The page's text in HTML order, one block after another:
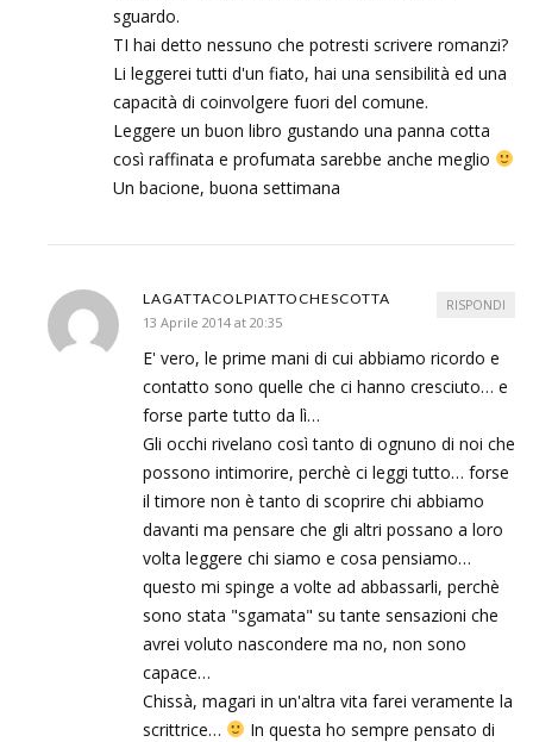
sguardo.
TI hai detto nessuno che potresti scrivere romanzi?
Li leggerei tutti d'un fiato, hai una sensibilità ed una
capacità di coinvolgere fuori del comune.
Leggere un buon libro gustando una panna cotta
così raffinata e profumata sarebbe anche meglio
Un bacione, buona settimana
LAGATTACOLPIATTOCHESCOTTA
13 Aprile 2014 at 20:35
E' vero, le prime mani di cui abbiamo ricordo e
contatto sono quelle che ci hanno cresciuto… e
forse parte tutto da lì…
Gli occhi rivelano così tanto di ognuno di noi che
possono intimorire, perchè ci leggi tutto… forse
il timore non è tanto di scoprire chi abbiamo
davanti ma pensare che gli altri possano a loro
volta leggere chi siamo e cosa pensiamo…
questo mi spinge a volte ad abbassarli, perchè
sono stata "sgamata" su tante sensazioni che
avrei voluto nascondere ma no, non sono
capace…
Chissà, magari in un'altra vita farei veramente la
scrittrice…
In questa ho sempre pensato di
RISPONDI